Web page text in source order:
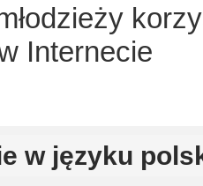
Internecie
w języku